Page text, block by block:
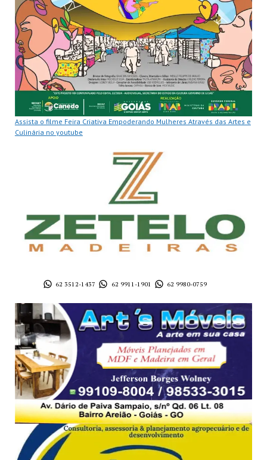
Assista o filme Feira Criativa Empoderando Mulheres Através das Artes e
Culinária no youtube
62 3512-1437 62 9911-1901 62 9980-0759